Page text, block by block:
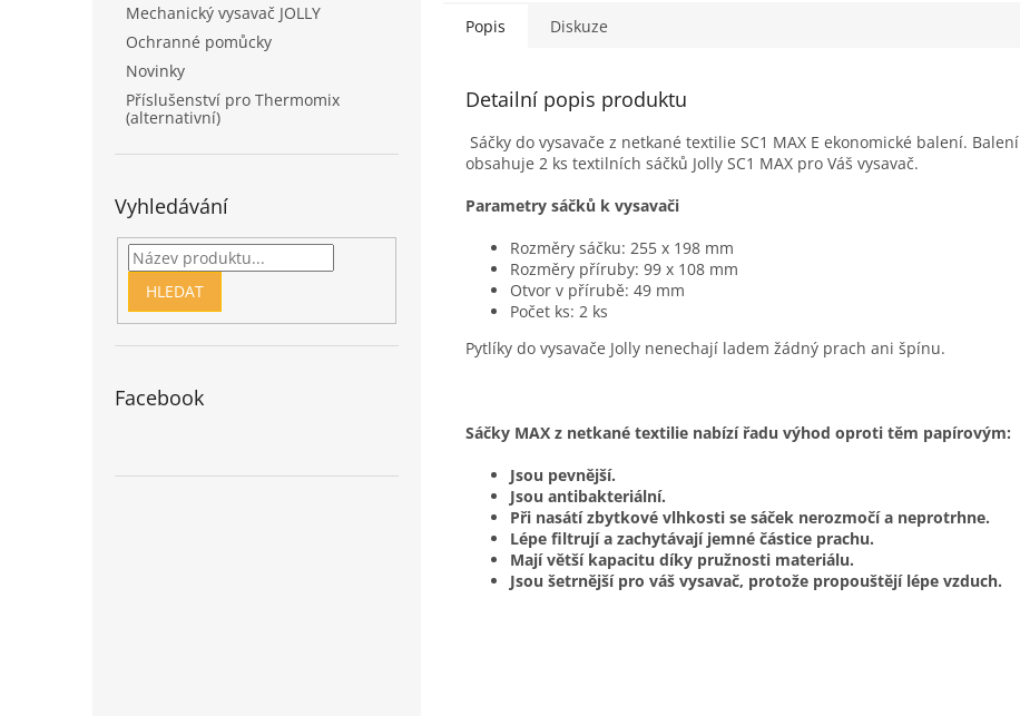
Mechanický vysavač JOLLY
Ochranné pomůcky
Novinky
Příslušenství pro Thermomix
(alternativní)
Vyhledávání
HLEDAT
Facebook
Popis Diskuze
Detailní popis produktu
Sáčky do vysavače z netkané textilie SC1 MAX E ekonomické balení. Balení
obsahuje 2 ks textilních sáčků Jolly SC1 MAX pro Váš vysavač.
Parametry sáčků k vysavači
Rozměry sáčku: 255 x 198 mm
Rozměry příruby: 99 x 108 mm
Otvor v přírubě: 49 mm
Počet ks: 2 ks
Pytlíky do vysavače Jolly nenechají ladem žádný prach ani špínu.
Sáčky MAX z netkané textilie nabízí řadu výhod oproti těm papírovým:
Jsou pevnější.
Jsou antibakteriální.
Při nasátí zbytkové vlhkosti se sáček nerozmočí a neprotrhne.
Lépe filtrují a zachytávají jemné částice prachu.
Mají větší kapacitu díky pružnosti materiálu.
Jsou šetrnější pro váš vysavač, protože propouštějí lépe vzduch.